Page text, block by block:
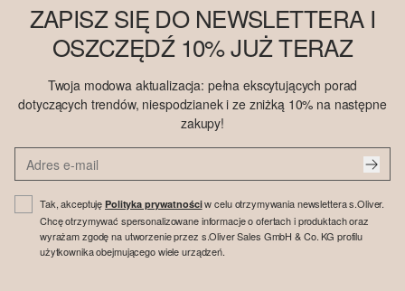
ZAPISZ SIĘ DO NEWSLETTERA I
OSZCZĘDŹ 10% JUŻ TERAZ
Twoja modowa aktualizacja: pełna ekscytujących porad
dotyczących trendów, niespodzianek i ze zniżką 10% na następne
zakupy!
Tak, akceptujęPolityka prywatnościw celu otrzymywania newslettera s.Oliver.
Chcę otrzymywać spersonalizowane informacje o ofertach i produktach oraz
wyrażam zgodę na utworzenie przez s.Oliver Sales GmbH & Co. KG profilu
użytkownika obejmującego wiele urządzeń.